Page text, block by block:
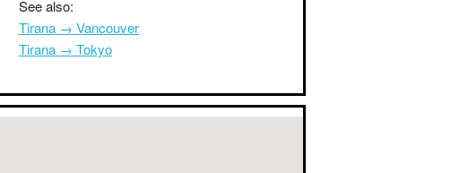
See also:
Tirana → Vancouver
Tirana → Tokyo